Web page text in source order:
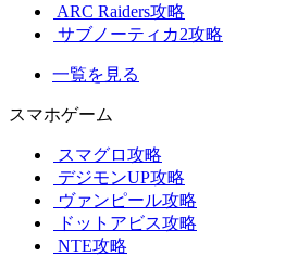
ARC Raiders攻略
サブノーティカ2攻略
一覧を見る
スマホゲーム
スマグロ攻略
デジモンUP攻略
ヴァンピール攻略
ドットアビス攻略
NTE攻略